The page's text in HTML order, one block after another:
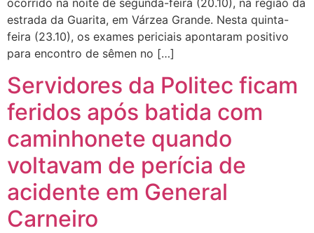
ocorrido na noite de segunda-feira (20.10), na região da
estrada da Guarita, em Várzea Grande. Nesta quinta-
feira (23.10), os exames periciais apontaram positivo
para encontro de sêmen no […]
Servidores da Politec ficam
feridos após batida com
caminhonete quando
voltavam de perícia de
acidente em General
Carneiro